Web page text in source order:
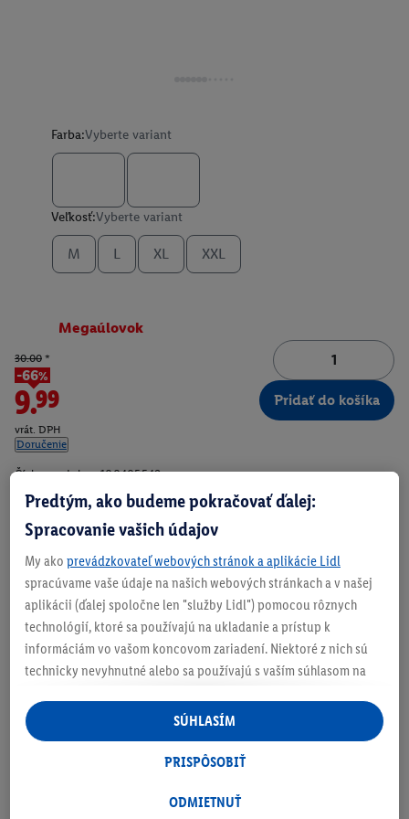
Farba:Vyberte variant
Veľkosť:Vyberte variant
M L XL XXL
Megaúlovok
30.00 *
-66%
9.99
vrát. DPH
Doručenie
Pridať do košíka
Číslo produktu: 100405549
Zistite svoju veľkosť
O produkte
Predtým, ako budeme pokračovať ďalej:
Spracovanie vašich údajov
My ako prevádzkovateľ webových stránok a aplikácie Lidl
spracúvame vaše údaje na našich webových stránkach a v našej
aplikácii (ďalej spoločne len "služby Lidl") pomocou rôznych
technológií, ktoré sa používajú na ukladanie a prístup k
informáciám vo vašom koncovom zariadení. Niektoré z nich sú
technicky nevyhnutné alebo sa používajú s vaším súhlasom na
personalizovanú reklamu v rámci služieb Lidl aj mimo nich. Ak
ste účastníkom programu Lidl Plus, na tieto účely sa spracúvajú
aj údaje z vášho nákupného správania v obchode.
následne si vytvoríte účet Lidl Plus alebo sa prihlásite do svojho
ODMIETNUŤ
PRISPÔSOBIŤ
SÚHLASÍM